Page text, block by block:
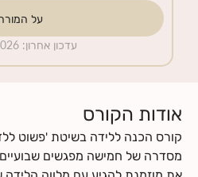
על
עדכון אחרון:
אודות הקורס
קורס הכנה ללידה בשיטת 'פשוט
מסדרה של חמישה מפגשים